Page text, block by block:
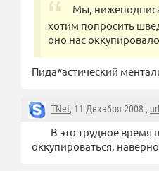
Мы,
хотим попросить
оно нас оккупировало
Пида*астический
TNet, 11 Декабря 2008 , url
В это трудное
оккупироваться,